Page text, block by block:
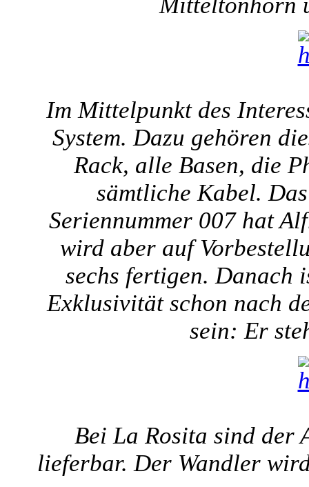
Mitteltonhorn
Im Mittelpunkt des
System. Dazu gehören
Rack, alle Basen, die
sämtliche Kabel.
Seriennummer 007 hat
wird aber auf
sechs fertigen. Danach
Exklusivität schon nach
sein: Er
Bei La Rosita sind der
lieferbar. Der Wandler